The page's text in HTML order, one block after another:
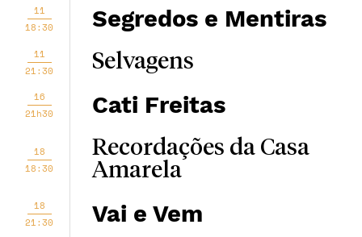
11
18:30
Segredos e Mentiras
11
21:30
Selvagens
16
21h30
Cati Freitas
18
18:30
Recordações da Casa
Amarela
18
21:30
Vai e Vem